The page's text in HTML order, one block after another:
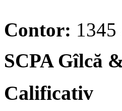
Contor: 1345
SCPA Gîlcă
Calificativ